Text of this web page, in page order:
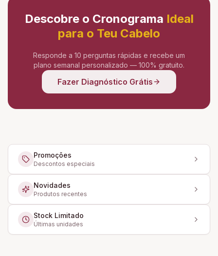
Descobre o Cronograma Ideal
para o Teu Cabelo
Responde a 10 perguntas rápidas e recebe um
plano semanal personalizado — 100% gratuito.
Fazer Diagnóstico Grátis
Promoções
Descontos especiais
Novidades
Produtos recentes
Stock Limitado
Últimas unidades